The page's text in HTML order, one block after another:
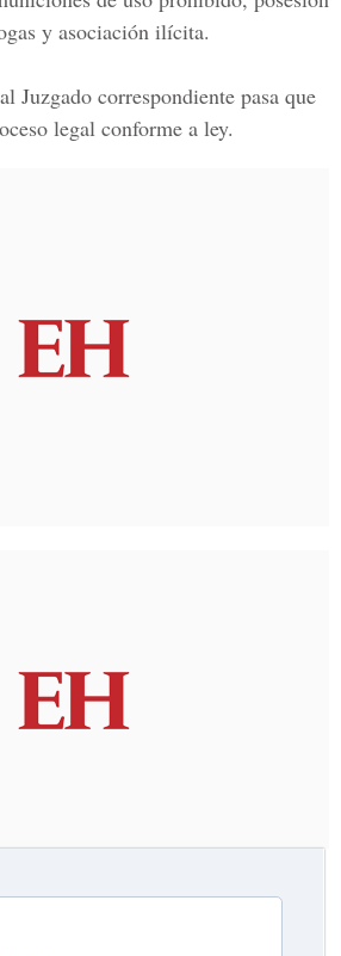
y asociación ilícita.
Juzgado correspondiente pasa que
legal conforme a ley.